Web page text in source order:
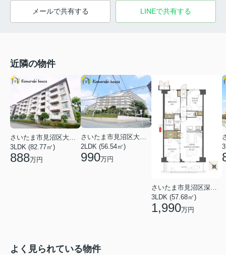
メールで共有する LINEで共有する
近隣の物件
3LDK (82.77㎡)
888万円
さいたま市見沼区大字新堤
2LDK (56.54㎡)
990万円
さいたま市見沼区深作３丁目
3LDK (57.68㎡)
1,990万円
よく見られている物件